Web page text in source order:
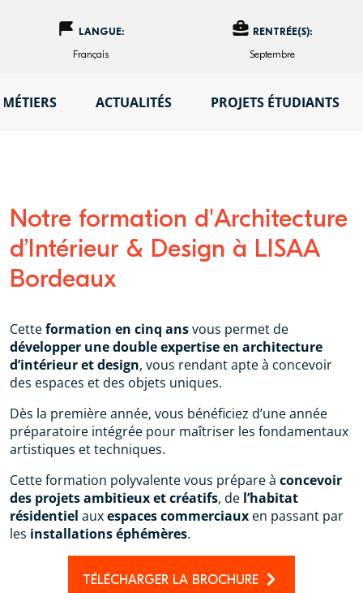
LANGUE:
Français
RENTRÉE(S):
Septembre
MÉTIERS ACTUALITÉS PROJETS ÉTUDIANTS
Notre formation d'Architecture
d’Intérieur & Design à LISAA
Bordeaux
Cetteformation en cinq ansvous permet de
développer une double expertise en architecture
d’intérieur et design, vous rendant apte à concevoir
des espaces et des objets uniques.
Dès la première année, vous bénéficiez d’une année
préparatoire intégrée pour maîtriser les fondamentaux
artistiques et techniques.
Cette formation polyvalente vous prépare à concevoir
des projets ambitieux et créatifs, de l’habitat
résidentiel auxespaces commerciaux en passant par
les installations éphémères.
TÉLÉCHARGER LA BROCHURE